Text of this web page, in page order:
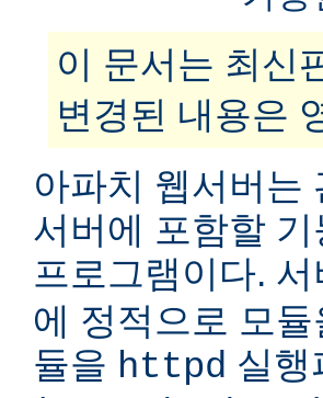
이 문서는 최신
변경된 내용은
아파치 웹서버는
서버에 포함할
프로그램이다.
에 정적으로 모
듈을 httpd 실행